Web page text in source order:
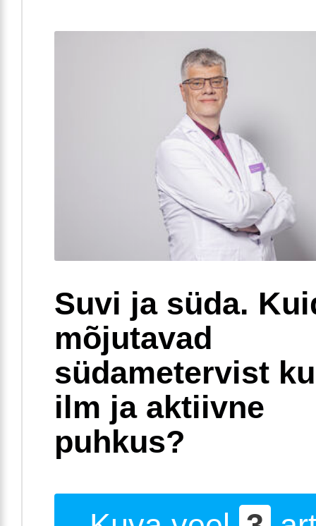
Suvi ja süda.
mõjutavad
südametervist
ilm ja aktiivne
puhkus?